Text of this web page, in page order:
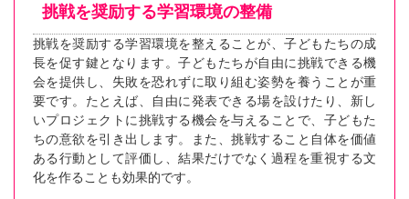
挑戦を奨励する学習環境の整備
挑戦を奨励する学習環境を整えることが、子どもたちの成
長を促す鍵となります。子どもたちが自由に挑戦できる機
会を提供し、失敗を恐れずに取り組む姿勢を養うことが重
要です。たとえば、自由に発表できる場を設けたり、新し
いプロジェクトに挑戦する機会を与えることで、子どもた
ちの意欲を引き出します。また、挑戦すること自体を価値
ある行動として評価し、結果だけでなく過程を重視する文
化を作ることも効果的です。